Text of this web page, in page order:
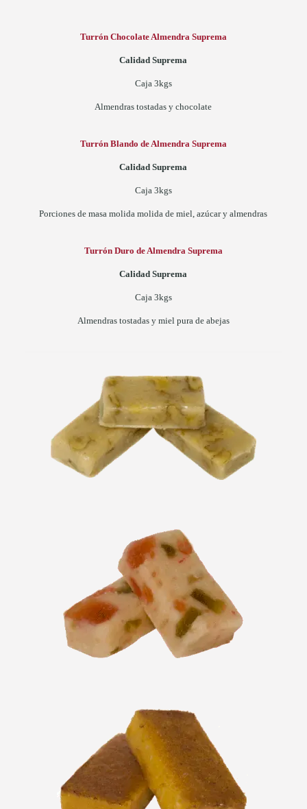
Turrón Chocolate Almendra Suprema
Calidad Suprema
Caja 3kgs
Almendras tostadas y chocolate
Turrón Blando de Almendra Suprema
Calidad Suprema
Caja 3kgs
Porciones de masa molida molida de miel, azúcar y almendras
Turrón Duro de Almendra Suprema
Calidad Suprema
Caja 3kgs
Almendras tostadas y miel pura de abejas